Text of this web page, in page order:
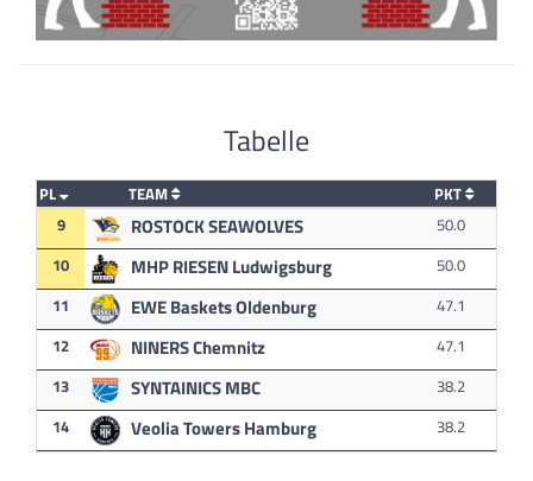
Tabelle
PL TEAM
PKT
9
ROSTOCK SEAWOLVES
50.0
10
MHP RIESEN Ludwigsburg
50.0
11
EWE Baskets Oldenburg
47.1
12
NINERS Chemnitz
47.1
13
SYNTAINICS MBC
38.2
14
Veolia Towers Hamburg 38.2